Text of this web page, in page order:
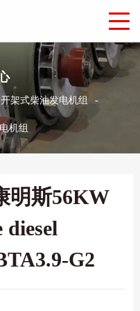
开架式柴油发电机组 -
机组
明斯56KW
G2